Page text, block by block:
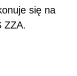
się na
ZZA.